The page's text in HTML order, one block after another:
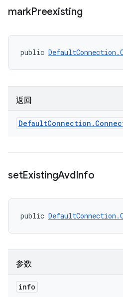
markPreexisting
public
返回
DefaultConnection .
setExistingAvdInfo
public
参数
info